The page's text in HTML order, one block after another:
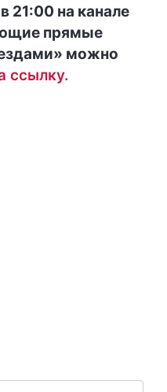
21:00 на канале
прямые
можно
ссылку.